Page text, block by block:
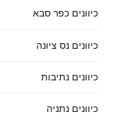
כיוונים כפר סבא
כיוונים נס ציונה
כיוונים נתיבות
כיוונים נתניה